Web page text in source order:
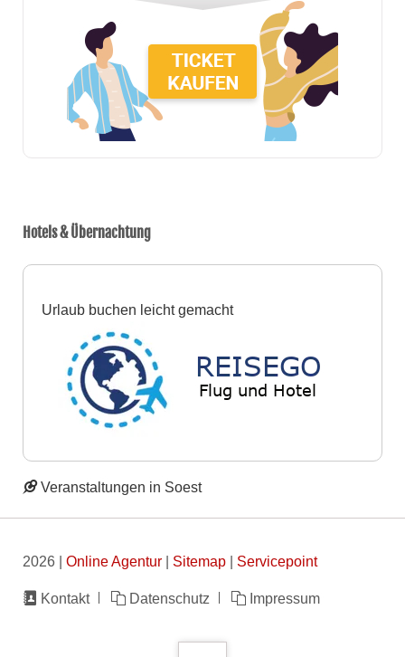
Hotels & Übernachtung
Urlaub buchen leicht gemacht
Veranstaltungen in Soest
2026 | Online Agentur| Sitemap| Servicepoint
Navigation
Kontakt Datenschutz Impressum